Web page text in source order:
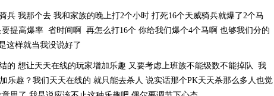
我那个去 我和家族的晚上打2个小时 打死16个天威骑兵就爆了2个马
提高爆率 省时间啊 再怎么打16个 你给我们爆个4个马啊 也够我们分的
这样就当我没说好了
的 想让天天在线的玩家增加乐趣 又要考虑上班族不能级数不能掉队 我
乐趣？我们天天在线的 就只能去杀人 说实话那个PK天天杀那么多人也觉